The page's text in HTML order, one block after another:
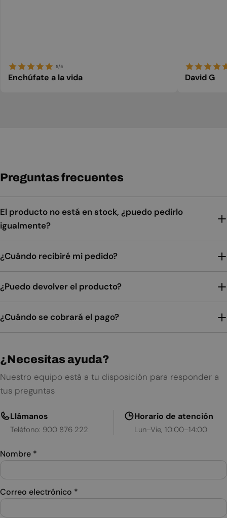
5/5
Enchúfate a la vida David G
Preguntas frecuentes
El producto no está en stock, ¿puedo pedirlo
igualmente?
¿Cuándo recibiré mi pedido?
¿Puedo devolver el producto?
¿Cuándo se cobrará el pago?
¿Necesitas ayuda?
Nuestro equipo está a tu disposición para responder a
tus preguntas
Llámanos
Teléfono: 900 876 222
Horario de atención
Lun–Vie, 10:00–14:00
Nombre *
Correo electrónico *